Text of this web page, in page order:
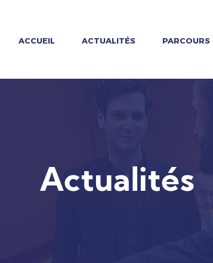
ACCUEIL ACTUALITÉS PARCOURS
Actualités